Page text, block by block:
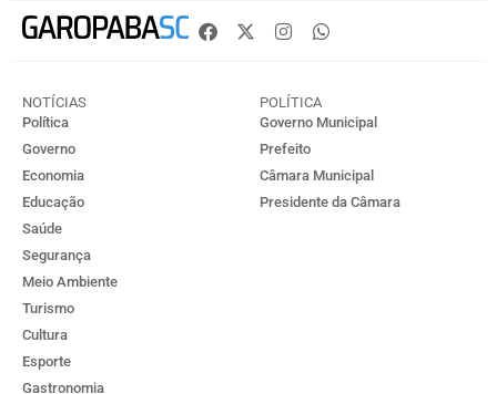
NOTÍCIAS
Política
Governo
Economia
Educação
Saúde
Segurança
Meio Ambiente
Turismo
Cultura
Esporte
Gastronomia
POLÍTICA
Governo Municipal
Prefeito
Câmara Municipal
Presidente da Câmara